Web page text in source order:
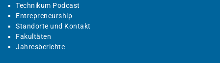
Technikum Podcast
Entrepreneurship
Standorte und Kontakt
Fakultäten
Jahresberichte